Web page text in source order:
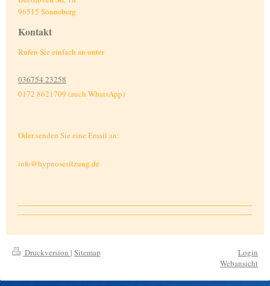
96515 Sonneberg
Kontakt
Rufen Sie einfach an unter
036754 23258
0172 8621709 (auch WhatsApp)
Oder senden Sie eine Email an:
info@hypnosesitzung.de
Druckversion | Sitemap
Login
Webansicht